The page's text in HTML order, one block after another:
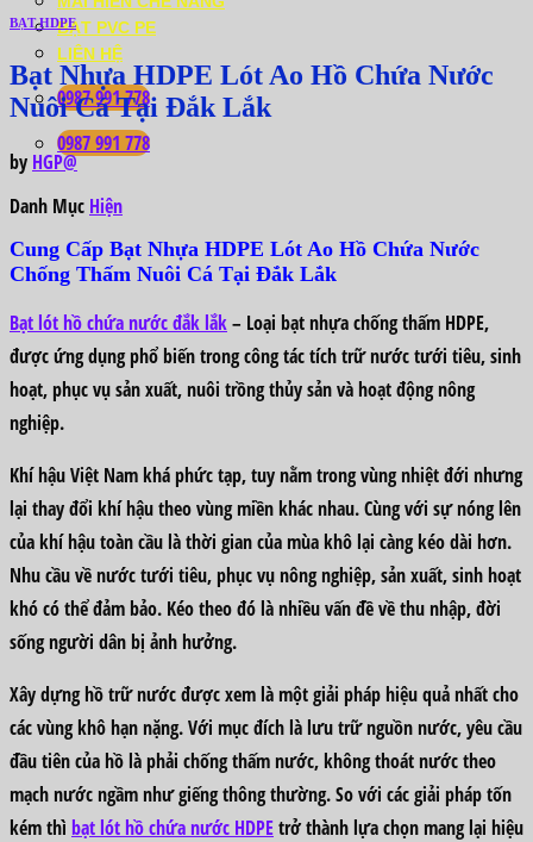
BẠT PVC PE
LIÊN HỆ
0987 991 778
0987 991 778
BẠT HDPE
Bạt Nhựa HDPE Lót Ao Hồ Chứa Nước
Nuôi Cá Tại Đắk Lắk
by HGP@
Danh Mục Hiện
Cung Cấp Bạt Nhựa HDPE Lót Ao Hồ Chứa Nước
Chống Thấm Nuôi Cá Tại Đắk Lắk
Bạt lót hồ chứa nước đắk lắk– Loại bạt nhựa chống thấm HDPE,
được ứng dụng phổ biến trong công tác tích trữ nước tưới tiêu, sinh
hoạt, phục vụ sản xuất, nuôi trồng thủy sản và hoạt động nông
nghiệp.
Khí hậu Việt Nam khá phức tạp, tuy nằm trong vùng nhiệt đới nhưng
lại thay đổi khí hậu theo vùng miền khác nhau. Cùng với sự nóng lên
của khí hậu toàn cầu là thời gian của mùa khô lại càng kéo dài hơn.
Nhu cầu về nước tưới tiêu, phục vụ nông nghiệp, sản xuất, sinh hoạt
khó có thể đảm bảo. Kéo theo đó là nhiều vấn đề về thu nhập, đời
sống người dân bị ảnh hưởng.
Xây dựng hồ trữ nước được xem là một giải pháp hiệu quả nhất cho
các vùng khô hạn nặng. Với mục đích là lưu trữ nguồn nước, yêu cầu
đầu tiên của hồ là phải chống thấm nước, không thoát nước theo
mạch nước ngầm như giếng thông thường. So với các giải pháp tốn
kém thì bạt lót hồ chứa nước HDPEtrở thành lựa chọn mang lại hiệu